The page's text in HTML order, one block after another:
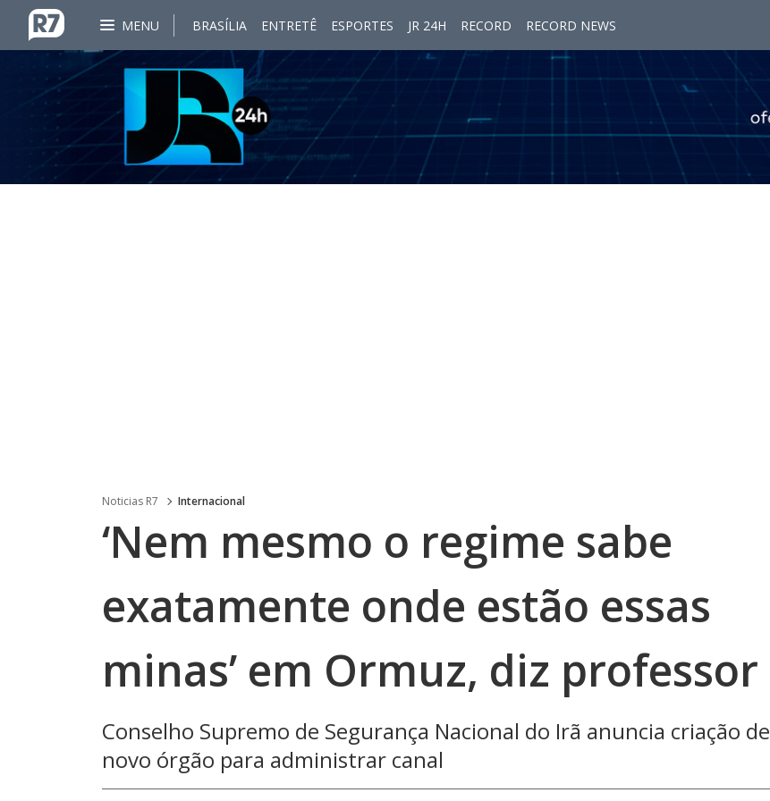
MENU BRASÍLIA ENTRETÊ ESPORTES JR 24H RECORD RECORD NEWS
Noticias R7 Internacional
‘Nem mesmo o regime sabe
exatamente onde estão essas
minas’ em Ormuz, diz professor
Conselho Supremo de Segurança Nacional do Irã anuncia criação de
novo órgão para administrar canal